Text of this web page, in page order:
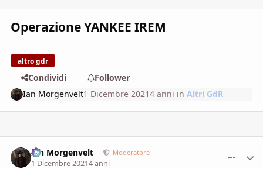
Operazione YANKEE IREM
altro gdr
Condividi
Follower
Ian Morgenvelt1 Dicembre 20214 anni inAltri GdR
Ian Morgenvelt Moderatore
1 Dicembre 20214 anni